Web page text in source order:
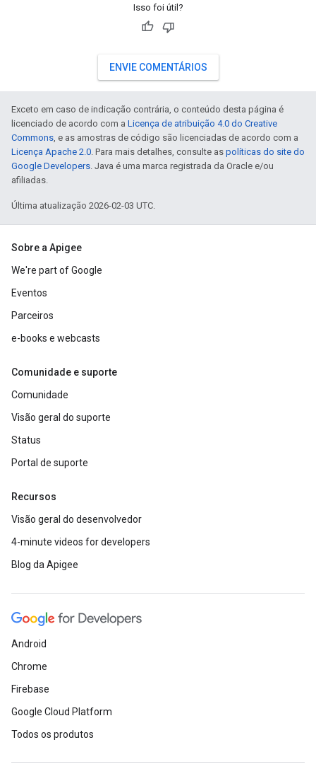
Isso foi útil?
ENVIE COMENTÁRIOS
Exceto em caso de indicação contrária, o conteúdo desta página é
licenciado de acordo com a Licença de atribuição 4.0 do Creative
Commons, e as amostras de código são licenciadas de acordo com a
Licença Apache 2.0. Para mais detalhes, consulte as políticas do site do
Google Developers. Java é uma marca registrada da Oracle e/ou
afiliadas.
Última atualização 2026-02-03 UTC.
Sobre a Apigee
We're part of Google
Eventos
Parceiros
e-books e webcasts
Comunidade e suporte
Comunidade
Visão geral do suporte
Status
Portal de suporte
Recursos
Visão geral do desenvolvedor
4-minute videos for developers
Blog da Apigee
Android
Chrome
Firebase
Google Cloud Platform
Todos os produtos